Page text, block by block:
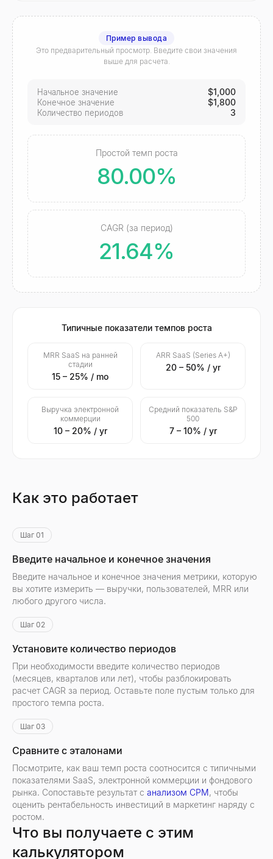
Пример вывода
Это предварительный просмотр. Введите свои значения
выше для расчета.
Начальное значение $1,000
Конечное значение $1,800
Количество периодов 3
Простой темп роста
80.00%
CAGR (за период)
21.64%
Типичные показатели темпов роста
MRR SaaS на ранней
стадии
15 – 25% / mo
ARR SaaS (Series A+)
20 – 50% / yr
Выручка электронной
коммерции
10 – 20% / yr
Средний показатель S&P
500
7 – 10% / yr
Как это работает
Шаг 01
Введите начальное и конечное значения
Введите начальное и конечное значения метрики, которую
вы хотите измерить — выручки, пользователей, MRR или
любого другого числа.
Шаг 02
Установите количество периодов
При необходимости введите количество периодов
(месяцев, кварталов или лет), чтобы разблокировать
расчет CAGR за период. Оставьте поле пустым только для
простого темпа роста.
Шаг 03
Сравните с эталонами
Посмотрите, как ваш темп роста соотносится с типичными
показателями SaaS, электронной коммерции и фондового
рынка. Сопоставьте результат с анализом CPM, чтобы
оценить рентабельность инвестиций в маркетинг наряду с
ростом.
Что вы получаете с этим
калькулятором